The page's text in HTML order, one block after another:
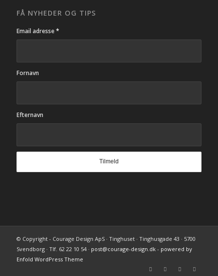
FÅ NYHEDER OG TIPS
Email adresse*
Fornavn
Efternavn
© Copyright - Courage Design ApS · Tinghuset · Tinghusgade 43 · 5700
Svendborg · Tlf. 62 22 10 54 · post@courage-design.dk- powered by
Enfold WordPress Theme